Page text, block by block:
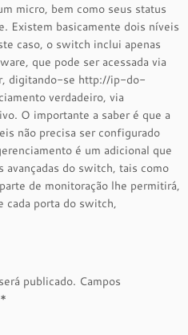
micro, bem como seus status
Existem basicamente dois níveis
caso, o switch inclui apenas
que pode ser acessada via
digitando-se http://ip-do-
verdadeiro, via
O importante a saber é que a
não precisa ser configurado
é um adicional que
do switch, tais como
de monitoração lhe permitirá,
cada porta do switch,
publicado. Campos
*